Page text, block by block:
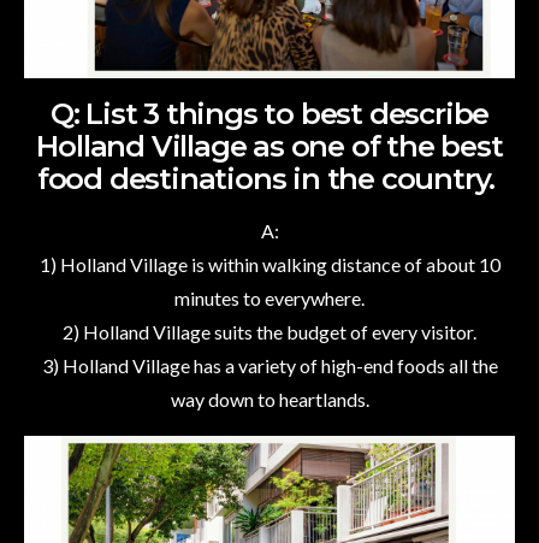
Q: List 3 things to best describe
Holland Village as one of the best
food destinations in the country.
A:
1) Holland Village is within walking distance of about 10
minutes to everywhere.
2) Holland Village suits the budget of every visitor.
3) Holland Village has a variety of high-end foods all the
way down to heartlands.